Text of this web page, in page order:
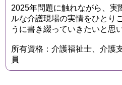
2025年問題に触れながら、実
ルな介護現場の実情をひとり
うに書き綴っていきたいと思
所有資格：介護福祉士、介護
員